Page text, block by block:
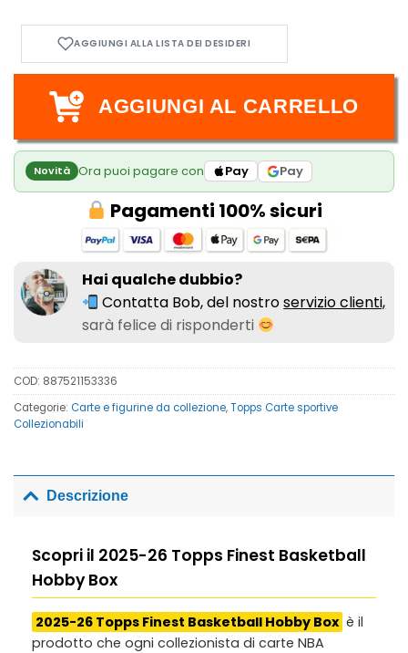
AGGIUNGI AL CARRELLO
Novità Ora puoi pagare con Pay Pay
Pagamenti 100% sicuri
Hai qualche dubbio?
Contatta Bob, del nostroservizio clienti,
sarà felice di risponderti
COD: 887521153336
Categorie: Carte e figurine da collezione,Topps Carte sportive
Collezionabili
Descrizione
Scopri il 2025-26 Topps Finest Basketball
Hobby Box
2025-26 Topps Finest Basketball Hobby Box è il
prodotto che ogni collezionista di carte NBA